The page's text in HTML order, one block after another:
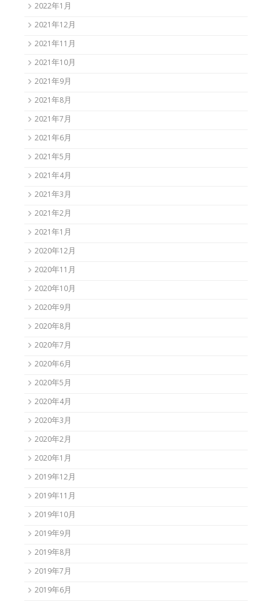
2022年1月
2021年12月
2021年11月
2021年10月
2021年9月
2021年8月
2021年7月
2021年6月
2021年5月
2021年4月
2021年3月
2021年2月
2021年1月
2020年12月
2020年11月
2020年10月
2020年9月
2020年8月
2020年7月
2020年6月
2020年5月
2020年4月
2020年3月
2020年2月
2020年1月
2019年12月
2019年11月
2019年10月
2019年9月
2019年8月
2019年7月
2019年6月